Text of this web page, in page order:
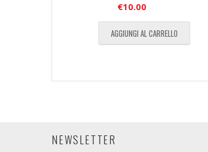
€10.00
AGGIUNGI AL CARRELLO
NEWSLETTER